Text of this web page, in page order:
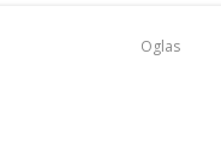
Oglas